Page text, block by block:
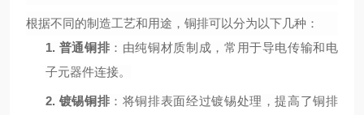
根据不同的制造工艺和用途，铜排可以分为以下几种：
1. 普通铜排 ：由纯铜材质制成，常用于导电传输和电
子元器件连接。
2. 镀锡铜排 ：将铜排表面经过镀锡处理，提高了铜排